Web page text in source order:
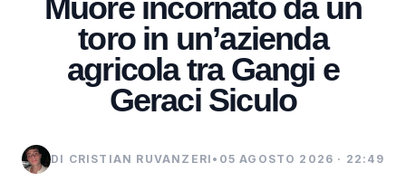
toro in un’azienda
agricola tra Gangi e
Geraci Siculo
DI CRISTIAN RUVANZERI • 05 AGOSTO 2026 · 22:49